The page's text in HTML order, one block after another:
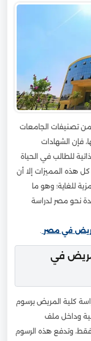
تصنيفات الجامعات
فإن الشهادات
للطالب في الحياة
كل هذه المميزات إلا أن
للغاية؛ وهو ما
نحو مصر لدراسة
في مصر
في
كلية المريض برسوم
وداخل ملف
دولار أمريكي فقط، وتدفع هذه الرسوم